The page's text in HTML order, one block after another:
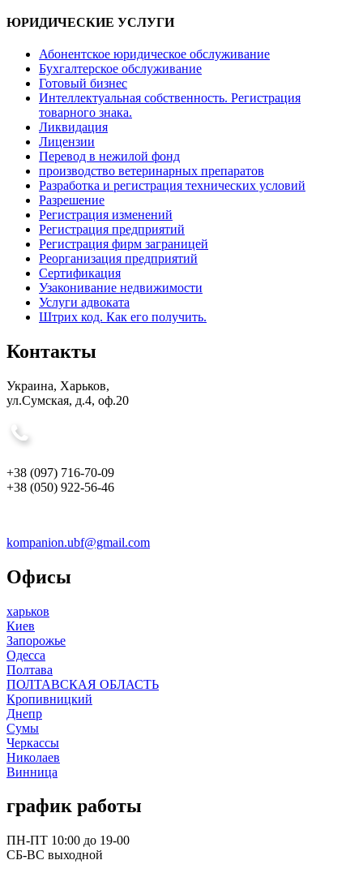
ЮРИДИЧЕСКИЕ УСЛУГИ
Абонентское юридическое обслуживание
Бухгалтерское обслуживание
Готовый бизнес
Интеллектуальная собственность. Регистрация
товарного знака.
Ликвидация
Лицензии
Перевод в нежилой фонд
производство ветеринарных препаратов
Разработка и регистрация технических условий
Разрешение
Регистрация изменений
Регистрация предприятий
Регистрация фирм заграницей
Реорганизация предприятий
Сертификация
Узаконивание недвижимости
Услуги адвоката
Штрих код. Как его получить.
Контакты
Украина, Харьков,
ул.Сумская, д.4, оф.20
+38 (097) 716-70-09
+38 (050) 922-56-46
kompanion.ubf@gmail.com
Офисы
харьков
Киев
Запорожье
Одесса
Полтава
ПОЛТАВСКАЯ ОБЛАСТЬ
Кропивницкий
Днепр
Сумы
Черкассы
Николаев
Винница
график работы
ПН-ПТ 10:00 до 19-00
СБ-ВС выходной